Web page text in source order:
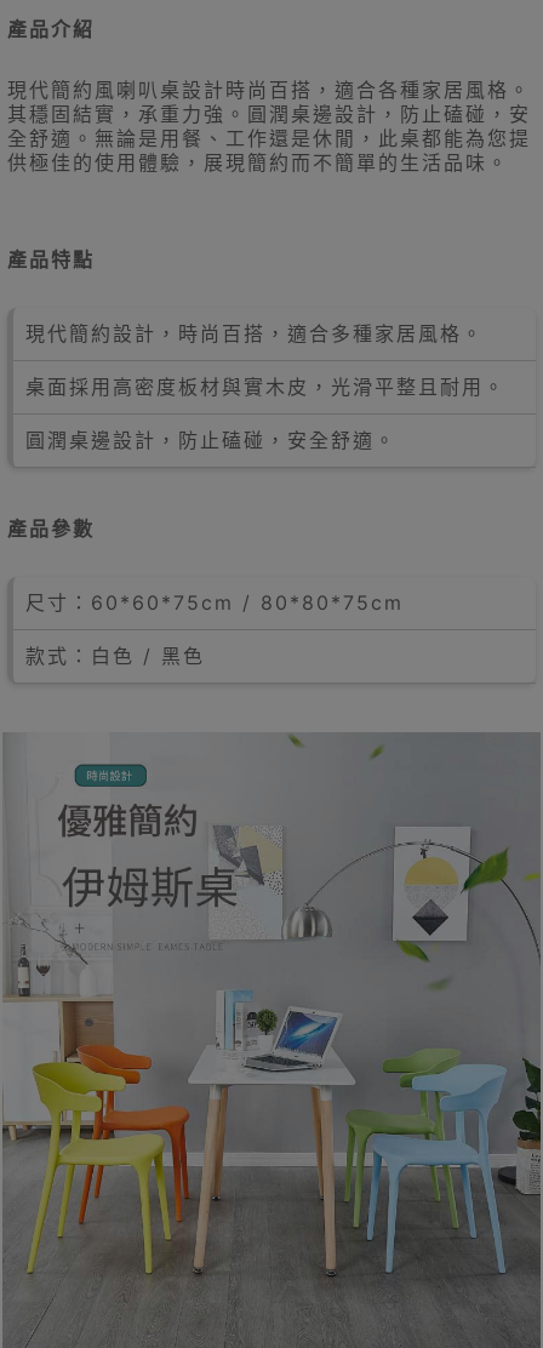
產品介紹
現代簡約風喇叭桌設計時尚百搭，適合各種家居風格。
其穩固結實，承重力強。圓潤桌邊設計，防止磕碰，安
全舒適。無論是用餐、工作還是休閒，此桌都能為您提
供極佳的使用體驗，展現簡約而不簡單的生活品味。
產品特點
現代簡約設計，時尚百搭，適合多種家居風格。
桌面採用高密度板材與實木皮，光滑平整且耐用。
圓潤桌邊設計，防止磕碰，安全舒適。
產品參數
尺寸：60*60*75cm / 80*80*75cm
款式：白色 / 黑色